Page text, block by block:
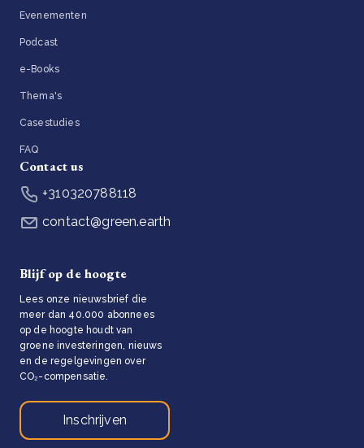
Evenementen
Podcast
e-Books
Thema's
Casestudies
FAQ
Contact us
+310320788118
contact@green.earth
Blijf op de hoogte
Lees onze nieuwsbrief die
meer dan 40.000 abonnees
op de hoogte houdt van
groene investeringen, nieuws
en de regelgevingen over
CO₂-compensatie.
Inschrijven